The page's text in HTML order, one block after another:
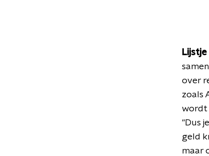
Lijstje
over
zoals
wordt
"Dus
geld
maar